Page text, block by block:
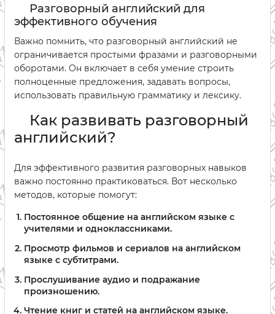
Разговорный английский для
эффективного обучения
Важно помнить, что разговорный английский не
ограничивается простыми фразами и разговорными
оборотами. Он включает в себя умение строить
полноценные предложения, задавать вопросы,
использовать правильную грамматику и лексику.
Как развивать разговорный
английский?
Для эффективного развития разговорных навыков
важно постоянно практиковаться. Вот несколько
методов, которые помогут:
Постоянное общение на английском языке с
учителями и одноклассниками.
Просмотр фильмов и сериалов на английском
языке с субтитрами.
Прослушивание аудио и подражание
произношению.
Чтение книг и статей на английском языке.